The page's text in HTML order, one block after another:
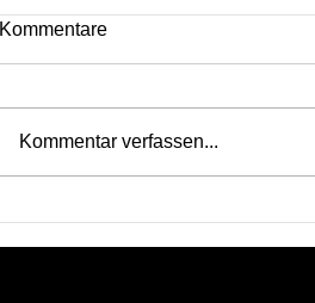
Kommentare
Kommentar verfassen...